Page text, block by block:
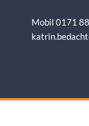
Mobil 0171